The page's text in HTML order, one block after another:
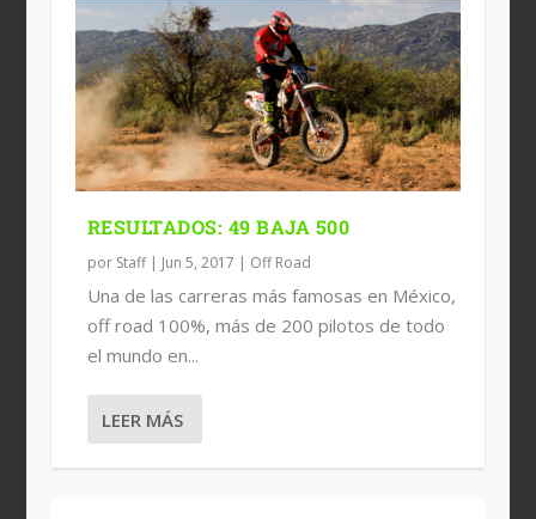
RESULTADOS: 49 BAJA 500
por Staff| Jun 5, 2017 | Off Road
Una de las carreras más famosas en México,
off road 100%, más de 200 pilotos de todo
el mundo en...
LEER MÁS